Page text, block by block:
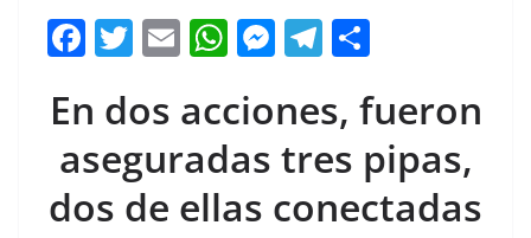
F
c
e
b
o
T
itt
er
E
ai
l
W
at
s
A
p
M
ss
e
n
g
T
e
gr
a
m
m
p
ar
tir
En dos acciones, fueron
aseguradas tres pipas,
dos de ellas conectadas